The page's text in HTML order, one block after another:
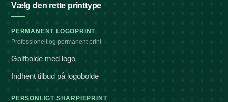
Vælg den rette printtype
PERMANENT LOGOPRINT
Professionelt og permanent print
Golfbolde med logo
Indhent tilbud på logobolde
PERSONLIGT SHARPIEPRINT